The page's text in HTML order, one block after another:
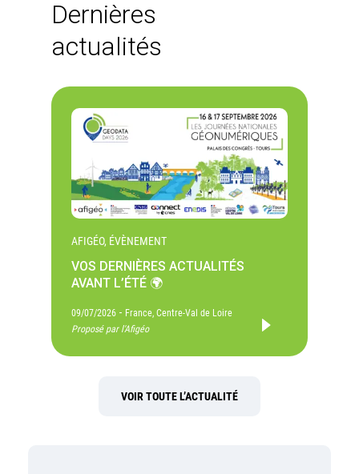
Dernières
actualités
AFIGÉO, ÉVÈNEMENT
VOS DERNIÈRES ACTUALITÉS
AVANT L’ÉTÉ 🌍
09/07/2026 - France, Centre-Val de Loire
Proposé par l'Afigéo
VOIR TOUTE L’ACTUALITÉ